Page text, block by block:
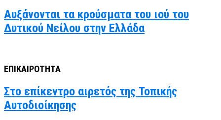
Αυξάνονται τα κρούσματα του ιού του
Δυτικού Νείλου στην Ελλάδα
ΕΠΙΚΑΙΡΟΤΗΤΑ
Στο επίκεντρο αιρετός της Τοπικής
Αυτοδιοίκησης